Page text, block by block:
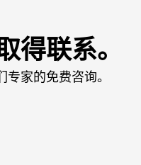
得联系。
家的免费咨询。